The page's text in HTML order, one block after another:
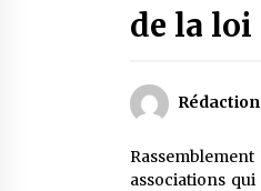
de la
Rédaction
associations